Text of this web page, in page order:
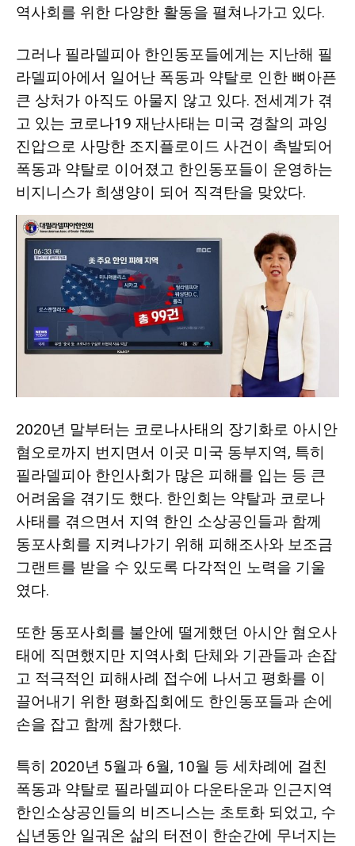
역사회를 위한 다양한 활동을 펼쳐나가고 있다.
그러나 필라델피아 한인동포들에게는 지난해 필
라델피아에서 일어난 폭동과 약탈로 인한 뼈아픈
큰 상처가 아직도 아물지 않고 있다. 전세계가 겪
고 있는 코로나19 재난사태는 미국 경찰의 과잉
진압으로 사망한 조지플로이드 사건이 촉발되어
폭동과 약탈로 이어졌고 한인동포들이 운영하는
비지니스가 희생양이 되어 직격탄을 맞았다.
2020년 말부터는 코로나사태의 장기화로 아시안
혐오로까지 번지면서 이곳 미국 동부지역, 특히
필라델피아 한인사회가 많은 피해를 입는 등 큰
어려움을 겪기도 했다. 한인회는 약탈과 코로나
사태를 겪으면서 지역 한인 소상공인들과 함께
동포사회를 지켜나가기 위해 피해조사와 보조금
그랜트를 받을 수 있도록 다각적인 노력을 기울
였다.
또한 동포사회를 불안에 떨게했던 아시안 혐오사
태에 직면했지만 지역사회 단체와 기관들과 손잡
고 적극적인 피해사례 접수에 나서고 평화를 이
끌어내기 위한 평화집회에도 한인동포들과 손에
손을 잡고 함께 참가했다.
특히 2020년 5월과 6월, 10월 등 세차례에 걸친
폭동과 약탈로 필라델피아 다운타운과 인근지역
한인소상공인들의 비즈니스는 초토화 되었고, 수
십년동안 일궈온 삶의 터전이 한순간에 무너지는